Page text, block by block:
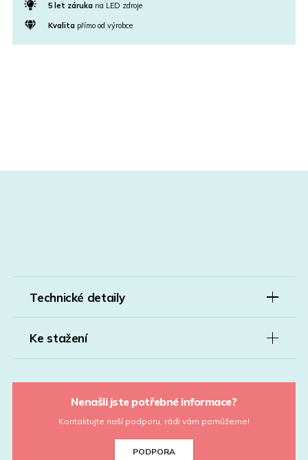
5 let zárukana LED zdroje
Kvalitapřímo od výrobce
Technické detaily
Ke stažení
Nenašli jste potřebné informace?
Kontaktujte naší podporu, rádi vám pomůžeme!
PODPORA